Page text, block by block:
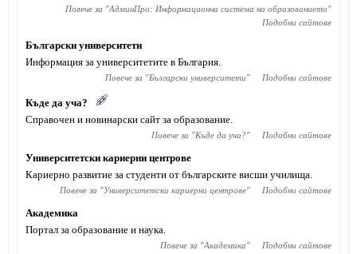
Повече за "АдминПро: Информационна система на образованието"
Подобни сайтове
Български университети
Информация за университетите в България.
Повече за "Български университети" Подобни сайтове
Къде да уча?
Справочен и новинарски сайт за образование.
Повече за "Къде да уча?" Подобни сайтове
Университетски кариерни центрове
Кариерно развитие за студенти от българските висши училища.
Повече за "Университетски кариерни центрове" Подобни сайтове
Академика
Портал за образование и наука.
Повече за "Академика" Подобни сайтове